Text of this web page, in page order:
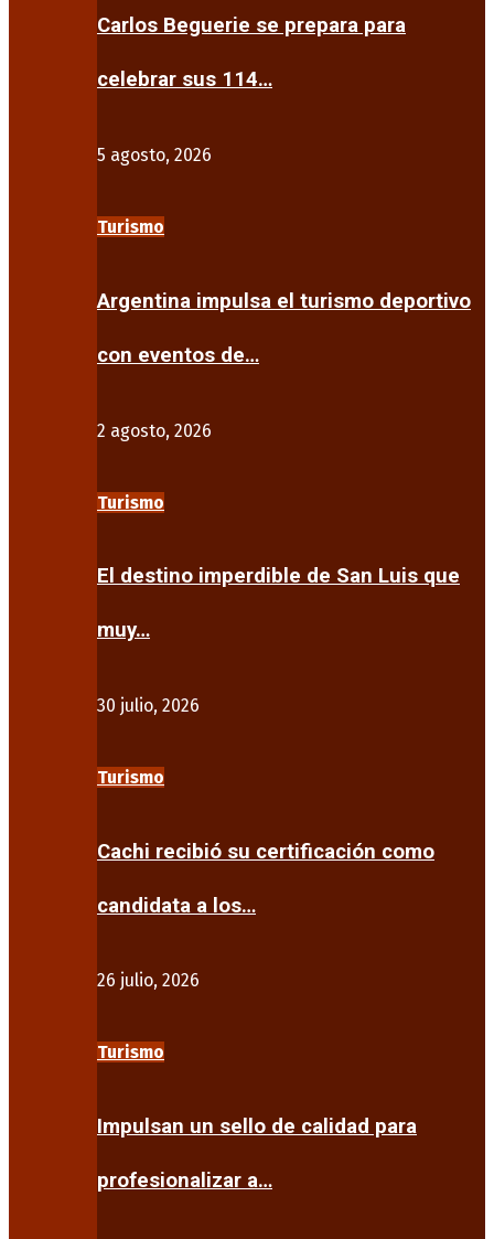
Carlos Beguerie se prepara para
celebrar sus 114…
5 agosto, 2026
Turismo
Argentina impulsa el turismo deportivo
con eventos de…
2 agosto, 2026
Turismo
El destino imperdible de San Luis que
muy…
30 julio, 2026
Turismo
Cachi recibió su certificación como
candidata a los…
26 julio, 2026
Turismo
Impulsan un sello de calidad para
profesionalizar a…